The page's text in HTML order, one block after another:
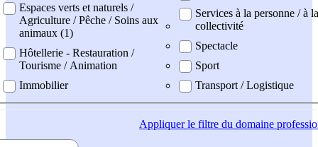
Espaces verts et naturels /
Agriculture / Pêche / Soins aux
animaux (1)
Hôtellerie - Restauration /
Tourisme / Animation
Immobilier
Services à la personne / à la
collectivité
Spectacle
Sport
Transport / Logistique
Appliquerle filtre du domaine